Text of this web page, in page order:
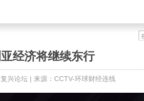
经济将继续东行
兴论坛 | 来源：CCTV-环球财经连线